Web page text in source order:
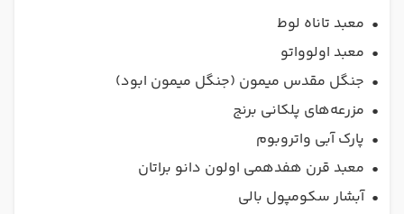
• معبد تاناه لوط
• معبد اولوواتو
• جنگل مقدس میمون (جنگل میمون ابود)
• مزرعه‌های پلکانی برنج
• پارک آبی واتروبوم
• معبد قرن هفدهمی اولون دانو براتان
• آبشار سکومپول بالی